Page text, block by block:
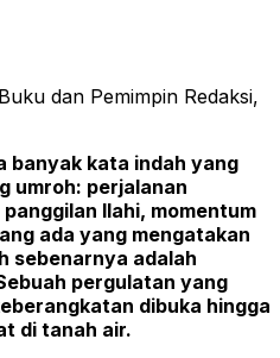
dan Pemimpin Redaksi,
banyak kata indah yang
umroh: perjalanan
Ilahi, momentum
ada yang mengatakan
sebenarnya adalah
pergulatan yang
dibuka hingga
di tanah air.